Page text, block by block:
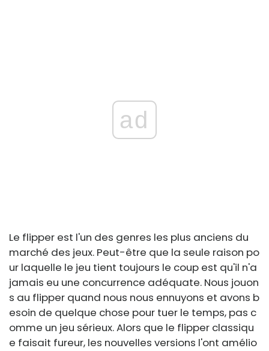
ad
Le flipper est l'un des genres les plus anciens du
marché des jeux. Peut-être que la seule raison po
ur laquelle le jeu tient toujours le coup est qu'il n'a
jamais eu une concurrence adéquate. Nous jouon
s au flipper quand nous nous ennuyons et avons b
esoin de quelque chose pour tuer le temps, pas c
omme un jeu sérieux. Alors que le flipper classiqu
e faisait fureur, les nouvelles versions l'ont amélio